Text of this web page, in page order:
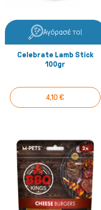
Αγόρασέ το!
Celebrate Lamb Stick
100gr
4,10 €